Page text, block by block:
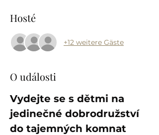
Hosté
+12 weitere Gäste
O události
Vydejte se s dětmi na
jedinečné dobrodružství
do tajemných komnat